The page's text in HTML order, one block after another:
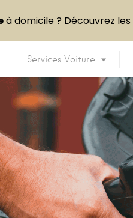
Services Voiture
à domicile ? Découvrez les